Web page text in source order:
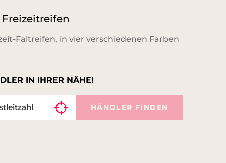
Faltreifen, in vier verschiedenen Farben
IN IHRER NÄHE!
HÄNDLER FINDEN